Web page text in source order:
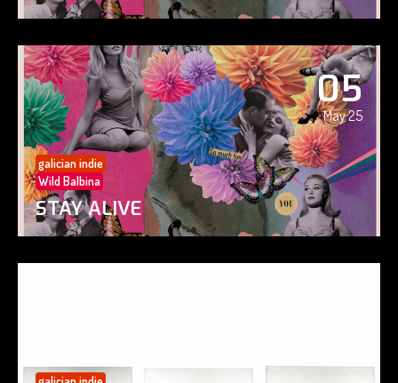
05
May 25
galician indie
Wild Balbina
STAY ALIVE